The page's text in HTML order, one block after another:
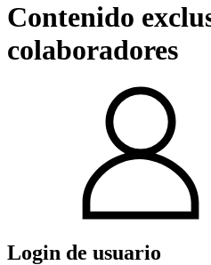
Contenido
colaboradores
Login de usuario